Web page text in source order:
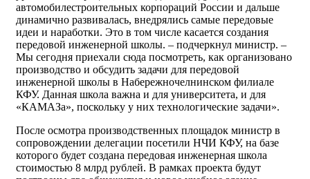
автомобилестроительных корпораций России и дальше
динамично развивалась, внедрялись самые передовые
идеи и наработки. Это в том числе касается создания
передовой инженерной школы. – подчеркнул министр. –
Мы сегодня приехали сюда посмотреть, как организовано
производство и обсудить задачи для передовой
инженерной школы в Набережночелнинском филиале
КФУ. Данная школа важна и для университета, и для
«КАМАЗа», поскольку у них технологические задачи».
После осмотра производственных площадок министр в
сопровождении делегации посетили НЧИ КФУ, на базе
которого будет создана передовая инженерная школа
стоимостью 8 млрд рублей. В рамках проекта будут